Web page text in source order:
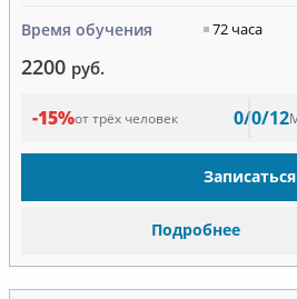
Время обучения 72 часа
2200 руб.
-15%от трёх человек 0/0/12
Записаться
Подробнее